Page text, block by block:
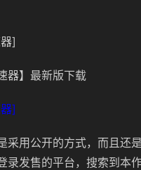
]
器】最新版下载
]
采用公开的方式，而且还
录发售的平台，搜索到本